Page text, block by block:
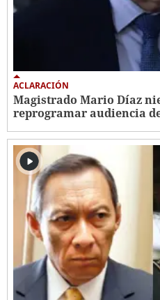
ACLARACIÓN
Magistrado Mario Díaz
reprogramar audiencia